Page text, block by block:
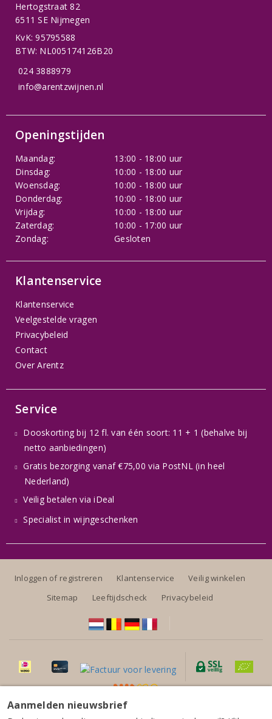
Hertogstraat 82
6511 SE Nijmegen
KvK: 95795588
BTW: NL005174126B20
024 3888979
info@arentzwijnen.nl
Openingstijden
Maandag:
13:00 - 18:00 uur
Dinsdag:
10:00 - 18:00 uur
Woensdag:
10:00 - 18:00 uur
Donderdag:
10:00 - 18:00 uur
Vrijdag:
10:00 - 18:00 uur
Zaterdag:
10:00 - 17:00 uur
Zondag:
Gesloten
Klantenservice
Klantenservice
Veelgestelde vragen
Privacybeleid
Contact
Over Arentz
Service
Dooskorting bij 12 fl. van één soort: 11 + 1 (behalve bij
netto aanbiedingen)
Gratis bezorging vanaf €75,00 via PostNL (in heel
Nederland)
Veilig betalen via iDeal
Specialist in wijngeschenken
Inloggen of registreren Klantenservice
Veilig winkelen
Sitemap
Leeftijdscheck Privacybeleid
Aanmelden nieuwsbrief